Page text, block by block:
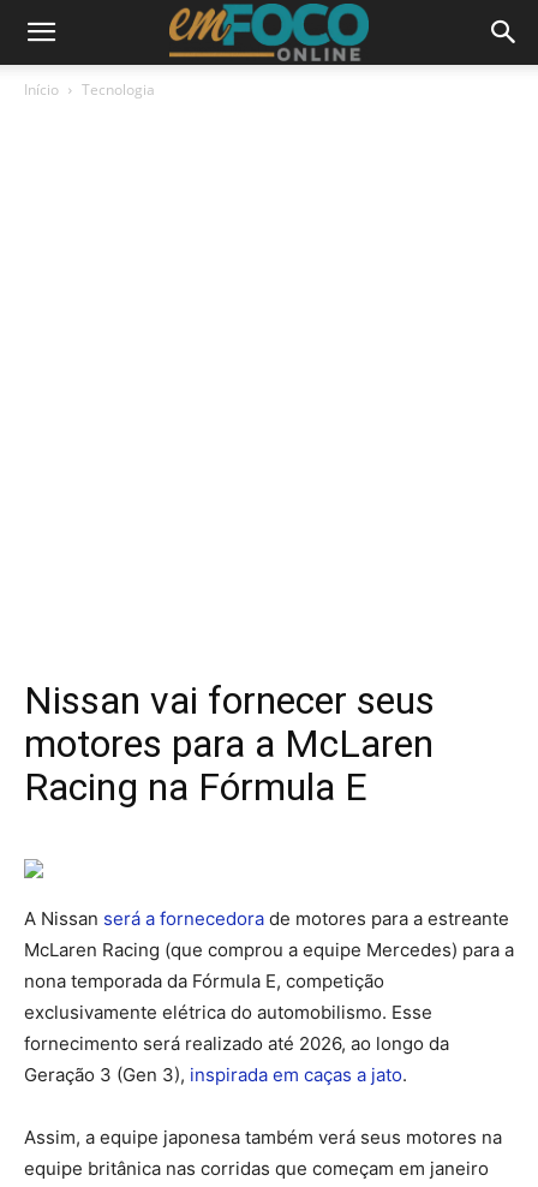
Início Tecnologia
Nissan vai fornecer seus
motores para a McLaren
Racing na Fórmula E
A Nissan será a fornecedora de motores para a estreante
McLaren Racing (que comprou a equipe Mercedes) para a
nona temporada da Fórmula E, competição
exclusivamente elétrica do automobilismo. Esse
fornecimento será realizado até 2026, ao longo da
Geração 3 (Gen 3), inspirada em caças a jato.
Assim, a equipe japonesa também verá seus motores na
equipe britânica nas corridas que começam em janeiro